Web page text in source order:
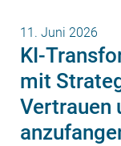
11. Juni 2026
KI-
mit
Vertrauen